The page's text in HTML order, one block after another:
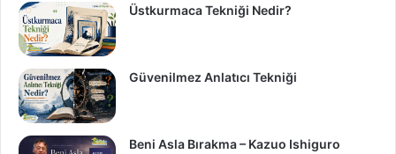
Üstkurmaca Tekniği Nedir?
Güvenilmez Anlatıcı Tekniği
Beni Asla Bırakma – Kazuo Ishiguro